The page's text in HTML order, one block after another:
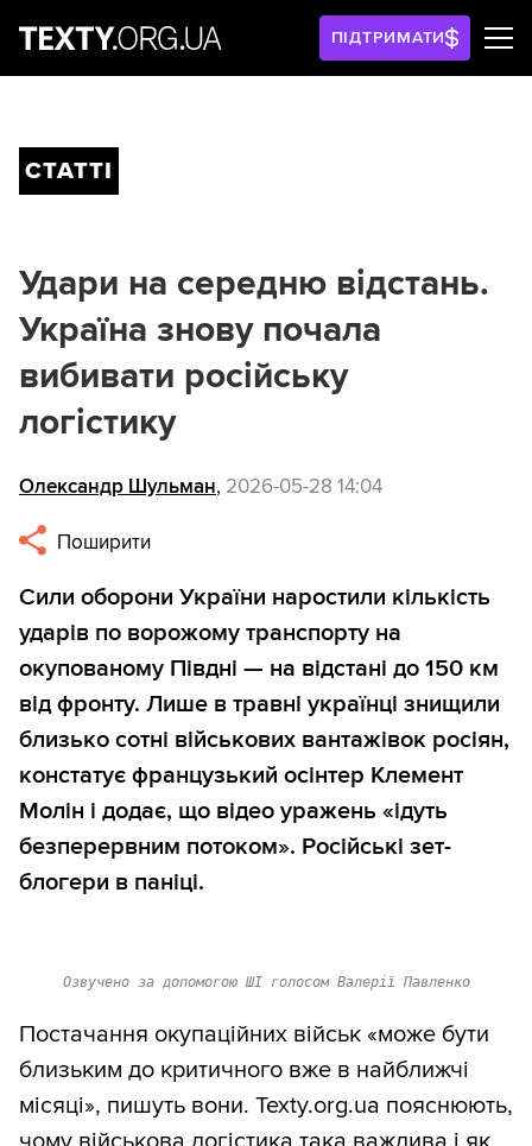
ПІДТРИМАТИ
СТАТТІ
Удари на середню відстань.
Україна знову почала
вибивати російську
логістику
Олександр Шульман, 2026-05-28 14:04
Поширити
Сили оборони України наростили кількість
ударів по ворожому транспорту на
окупованому Півдні — на відстані до 150 км
від фронту. Лише в травні українці знищили
близько сотні військових вантажівок росіян,
констатує французький осінтер Клемент
Молін і додає, що відео уражень «ідуть
безперервним потоком». Російські зет-
блогери в паніці.
Озвучено за допомогою ШІ голосом Валерії Павленко
Постачання окупаційних військ «може бути
близьким до критичного вже в найближчі
місяці», пишуть вони. Texty.org.ua пояснюють,